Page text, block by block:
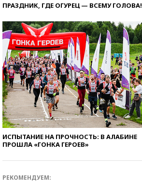
ПРАЗДНИК, ГДЕ ОГУРЕЦ — ВСЕМУ ГОЛОВА!
ИСПЫТАНИЕ НА ПРОЧНОСТЬ: В АЛАБИНЕ
ПРОШЛА «ГОНКА ГЕРОЕВ»
РЕКОМЕНДУЕМ: